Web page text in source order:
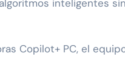
inteligentes
Copilot+ PC, el